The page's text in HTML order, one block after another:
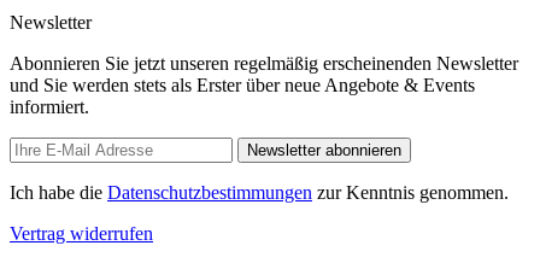
Newsletter
Abonnieren Sie jetzt unseren regelmäßig erscheinenden Newsletter
und Sie werden stets als Erster über neue Angebote & Events
informiert.
Newsletter abonnieren
Ich habe die Datenschutzbestimmungen zur Kenntnis genommen.
Vertrag widerrufen